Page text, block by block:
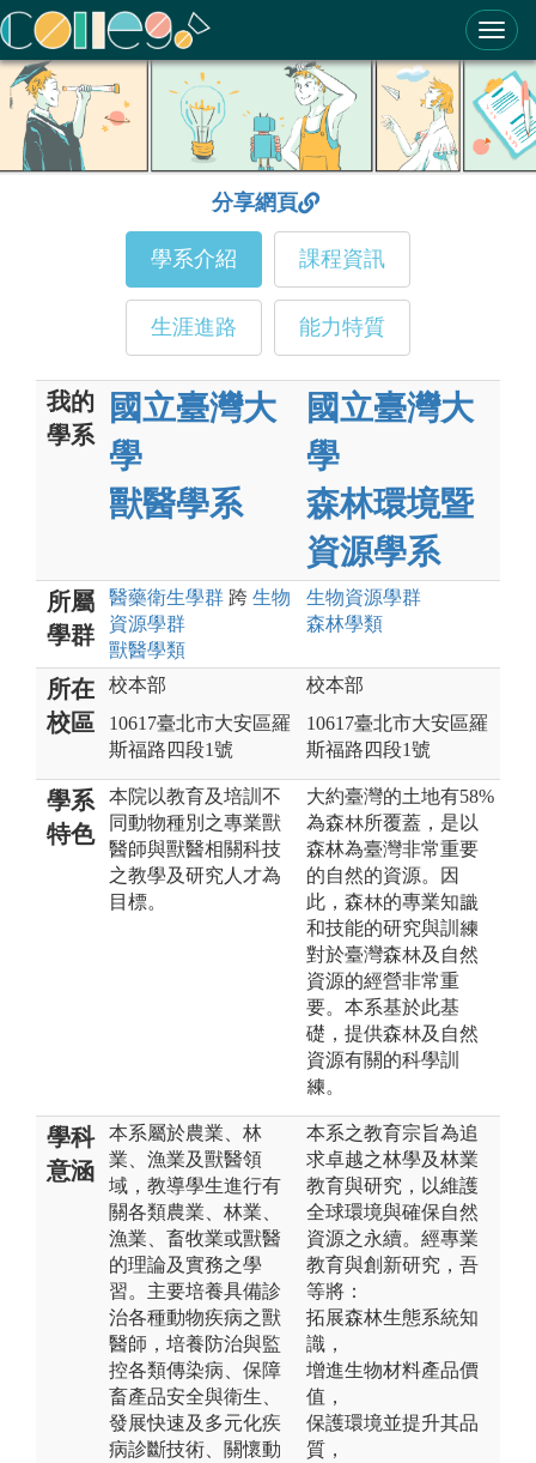
ColleGo! 大學選才與高中育才輔助系統
分享網頁
學系介紹 課程資訊
生涯進路 能力特質
我的
學系
國立臺灣大
學
獸醫學系
國立臺灣大
學
森林環境暨
資源學系
所屬
學群
醫藥衛生學群 跨 生物
資源學群
獸醫學類
生物資源學群
森林學類
所在
校區
校本部
10617臺北市大安區羅
斯福路四段1號
校本部
10617臺北市大安區羅
斯福路四段1號
學系
特色
本院以教育及培訓不
同動物種別之專業獸
醫師與獸醫相關科技
之教學及研究人才為
目標。
大約臺灣的土地有58%
為森林所覆蓋，是以
森林為臺灣非常重要
的自然的資源。因
此，森林的專業知識
和技能的研究與訓練
對於臺灣森林及自然
資源的經營非常重
要。本系基於此基
礎，提供森林及自然
資源有關的科學訓
練。
學科
意涵
本系屬於農業、林
業、漁業及獸醫領
域，教導學生進行有
關各類農業、林業、
漁業、畜牧業或獸醫
的理論及實務之學
習。主要培養具備診
治各種動物疾病之獸
醫師，培養防治與監
控各類傳染病、保障
畜產品安全與衛生、
發展快速及多元化疾
病診斷技術、關懷動
本系之教育宗旨為追
求卓越之林學及林業
教育與研究，以維護
全球環境與確保自然
資源之永續。經專業
教育與創新研究，吾
等將：
拓展森林生態系統知
識，
增進生物材料產品價
值，
保護環境並提升其品
質，